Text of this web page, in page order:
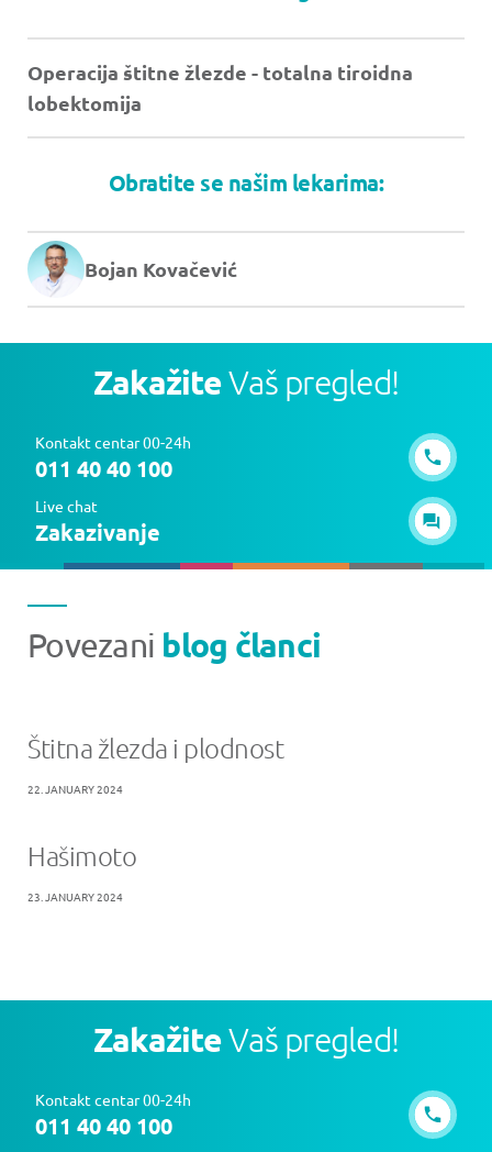
Operacija štitne žlezde - totalna tiroidna
lobektomija
Obratite se našim lekarima:
Bojan Kovačević
ZakažiteVaš pregled!
Kontakt centar 00-24h
011 40 40 100
Live chat
Zakazivanje
Povezani blog članci
Štitna žlezda i plodnost
22. JANUARY 2024
Hašimoto
23. JANUARY 2024
ZakažiteVaš pregled!
Kontakt centar 00-24h
011 40 40 100